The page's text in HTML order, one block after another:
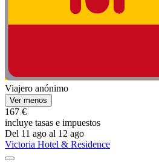
Viajero anónimo
Ver menos
167 €
incluye tasas e impuestos
Del 11 ago al 12 ago
Victoria Hotel & Residence